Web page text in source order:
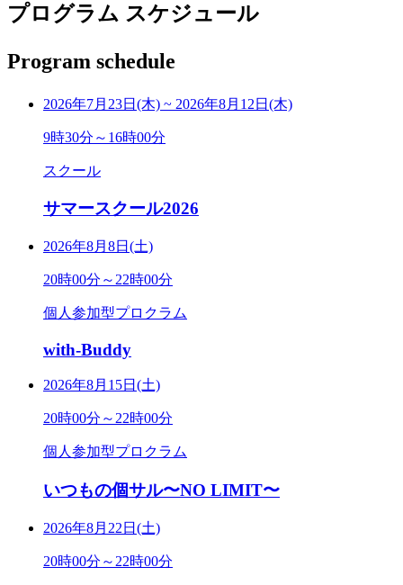
プログラム スケジュール
Program schedule
2026年7月23日(木) ~ 2026年8月12日(木)
9時30分～16時00分
スクール
サマースクール2026
2026年8月8日(土)
20時00分～22時00分
個人参加型プロクラム
with-Buddy
2026年8月15日(土)
20時00分～22時00分
個人参加型プロクラム
いつもの個サル〜NO LIMIT〜
2026年8月22日(土)
20時00分～22時00分